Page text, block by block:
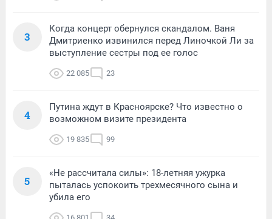
3
Когда концерт обернулся скандалом. Ваня
Дмитриенко извинился перед Линочкой Ли за
выступление сестры под ее голос
22 085 23
4
Путина ждут в Красноярске? Что известно о
возможном визите президента
19 835 99
5
«Не рассчитала силы»: 18-летняя ужурка
пыталась успокоить трехмесячного сына и
убила его